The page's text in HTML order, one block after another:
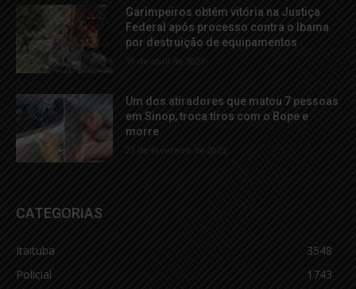
Garimpeiros obtêm vitória na Justiça
Federal após processo contra o Ibama
por destruição de equipamentos
19 de abril de 2023
Um dos atiradores que matou 7 pessoas
em Sinop, troca tiros com o Bope e
morre
22 de fevereiro de 2023
CATEGORIAS
Itaituba
3548
Policial
1743